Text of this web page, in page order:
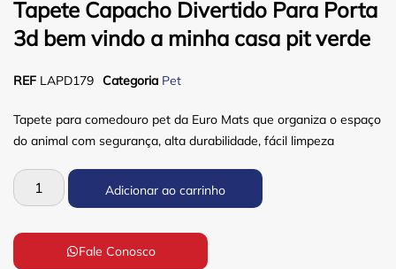
Tapete Capacho Divertido Para Porta
3d bem vindo a minha casa pit verde
REF LAPD179 Categoria Pet
Tapete para comedouro pet da Euro Mats que organiza o espaço
do animal com segurança, alta durabilidade, fácil limpeza
Adicionar ao carrinho
Fale Conosco